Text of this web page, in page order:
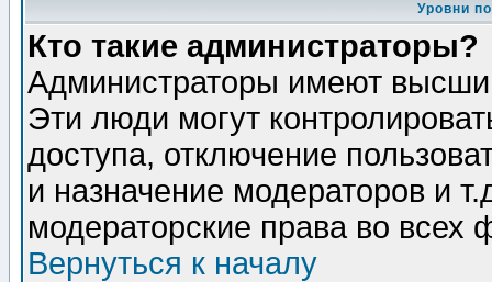
Уровни
Кто такие администраторы?
Администраторы имеют
Эти люди могут
доступа, отключение
и назначение модераторов и
модераторские права во всех
Вернуться к началу